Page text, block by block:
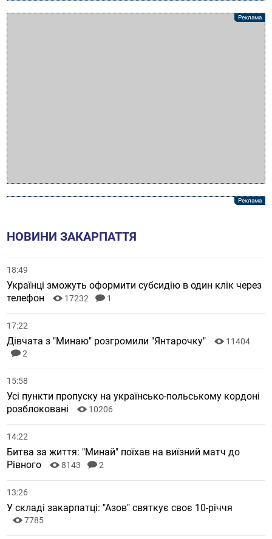
НОВИНИ ЗАКАРПАТТЯ
18:49
Українці зможуть оформити субсидію в один клік через
телефон
17232 1
17:22
Дівчата з "Минаю" розгромили "Янтарочку"
11404
2
15:58
Усі пункти пропуску на українсько-польському кордоні
розблоковані
10206
14:22
Битва за життя: "Минай" поїхав на виїзний матч до
Рівного
8143 2
13:26
У складі закарпатці: "Азов" святкує своє 10-річчя
7785